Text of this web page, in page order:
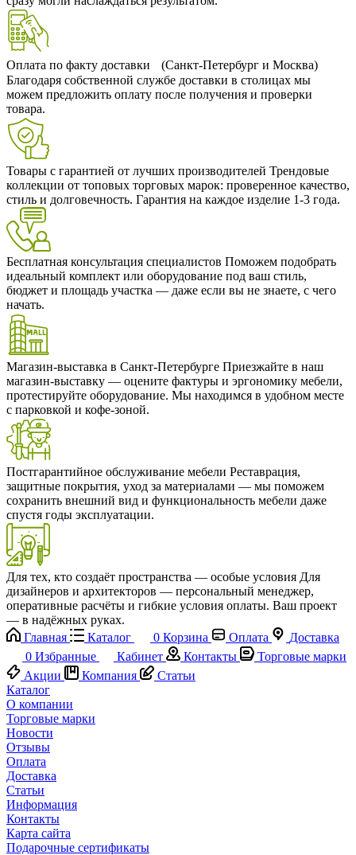
Оплата по факту доставки (Санкт-Петербург и Москва)
Благодаря собственной службе доставки в столицах мы
можем предложить оплату после получения и проверки
товара.
Товары с гарантией от лучших производителей Трендовые
коллекции от топовых торговых марок: проверенное качество,
стиль и долговечность. Гарантия на каждое изделие 1-3 года.
Бесплатная консультация специалистов Поможем подобрать
идеальный комплект или оборудование под ваш стиль,
бюджет и площадь участка — даже если вы не знаете, с чего
начать.
Магазин-выставка в Санкт-Петербурге Приезжайте в наш
магазин-выставку — оцените фактуры и эргономику мебели,
протестируйте оборудование. Мы находимся в удобном месте
с парковкой и кофе-зоной.
Постгарантийное обслуживание мебели Реставрация,
защитные покрытия, уход за материалами — мы поможем
сохранить внешний вид и функциональность мебели даже
спустя годы эксплуатации.
Для тех, кто создаёт пространства — особые условия Для
дизайнеров и архитекторов — персональный менеджер,
оперативные расчёты и гибкие условия оплаты. Ваш проект
— в надёжных руках.
Главная
Каталог 0 Корзина Оплата
Доставка
0 Избранные Кабинет Контакты
Торговые марки
Акции
Компания
Статьи
Каталог
О компании
Торговые марки
Новости
Отзывы
Оплата
Доставка
Статьи
Информация
Контакты
Карта сайта
Подарочные сертификаты